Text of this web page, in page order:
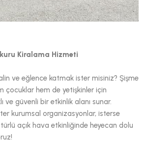
Kiralama Hizmeti
ve eğlence katmak ister misiniz? Şişme
çocuklar hem de yetişkinler için
ve güvenli bir etkinlik alanı sunar.
kurumsal organizasyonlar, isterse
açık hava etkinliğinde heyecan dolu